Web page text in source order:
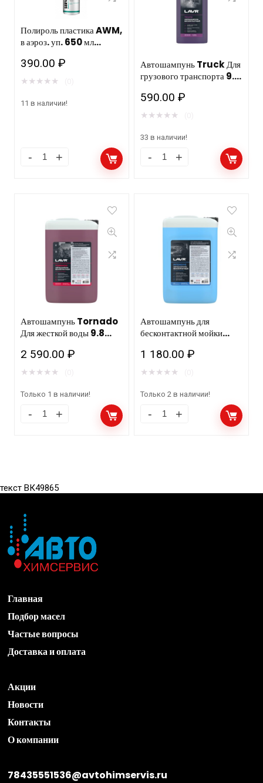
Полироль пластика AWM,
в аэроз. уп. 650 мл
390.00₽
★ ★ ★ ★ ★
11 в наличии!
Автошампунь Truck Для
грузового транспорта 9.0
590.00₽
★ ★ ★ ★ ★
33 в наличии!
Автошампунь Tornado
Для жесткой воды 9.8
2 590.00₽
★ ★ ★ ★ ★
Только 1 в наличии!
Автошампунь для
бесконтактной мойки
1 180.00₽
★ ★ ★ ★ ★
Только 2 в наличии!
текст ВК49865
Главная
Подбор масел
Частые вопросы
Доставка и оплата
Акции
Новости
Контакты
О компании
78435551536@avtohimservis.ru